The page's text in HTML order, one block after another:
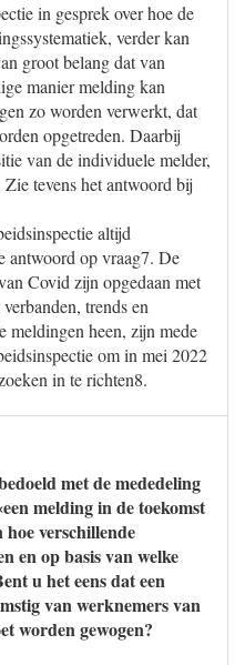
in gesprek over hoe de
verder kan
groot belang dat van
manier melding kan
zo worden verwerkt, dat
opgetreden. Daarbij
van de individuele melder,
tevens het antwoord bij
altijd
antwoord op vraag7. De
Covid zijn opgedaan met
trends en
heen, zijn mede
om in mei 2022
in te richten8.
met de mededeling
melding in de toekomst
verschillende
en op basis van welke
u het eens dat een
van werknemers van
worden gewogen?